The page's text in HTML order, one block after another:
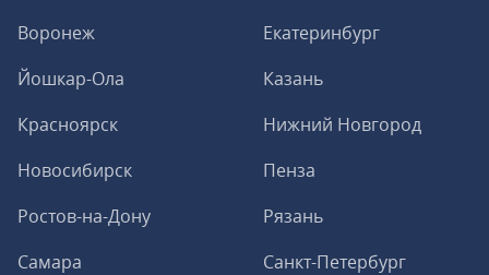
Воронеж
Екатеринбург
Йошкар-Ола
Казань
Красноярск
Нижний Новгород
Новосибирск
Пенза
Ростов-на-Дону
Рязань
Самара
Санкт-Петербург